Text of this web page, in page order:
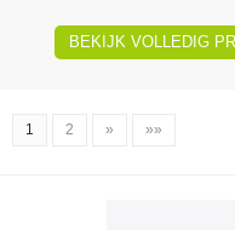
BEKIJK VOLLEDIG
1 2 » »»